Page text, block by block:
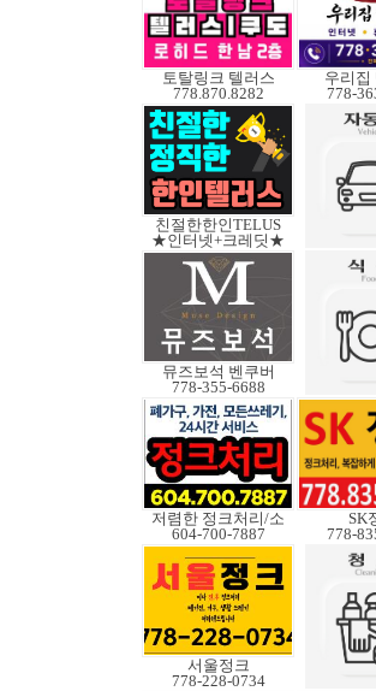
토탈링크 텔러스
778.870.8282
우리집
778-
친절한한인TELUS
★인터넷+크레딧★
뮤즈보석 벤쿠버
778-355-6688
저렴한 정크처리/소
604-700-7887
SK
778-
서울정크
778-228-0734